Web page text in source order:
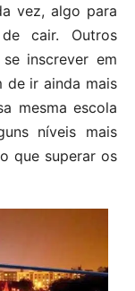
vez, algo para
cair. Outros
inscrever em
de ir ainda mais
mesma escola
níveis mais
que superar os